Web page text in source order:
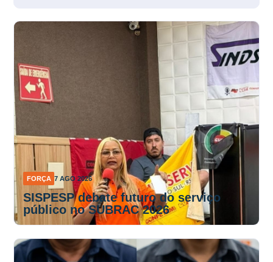
FORÇA 7 AGO 2026
SISPESP debate futuro do serviço
público no SUBRAC 2026